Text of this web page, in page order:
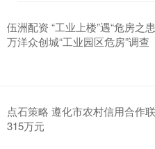
伍洲配资 ​“工业上楼”遇“危房
万洋众创城“工业园区危房”调查
点石策略 遵化市农村信用合作
315万元